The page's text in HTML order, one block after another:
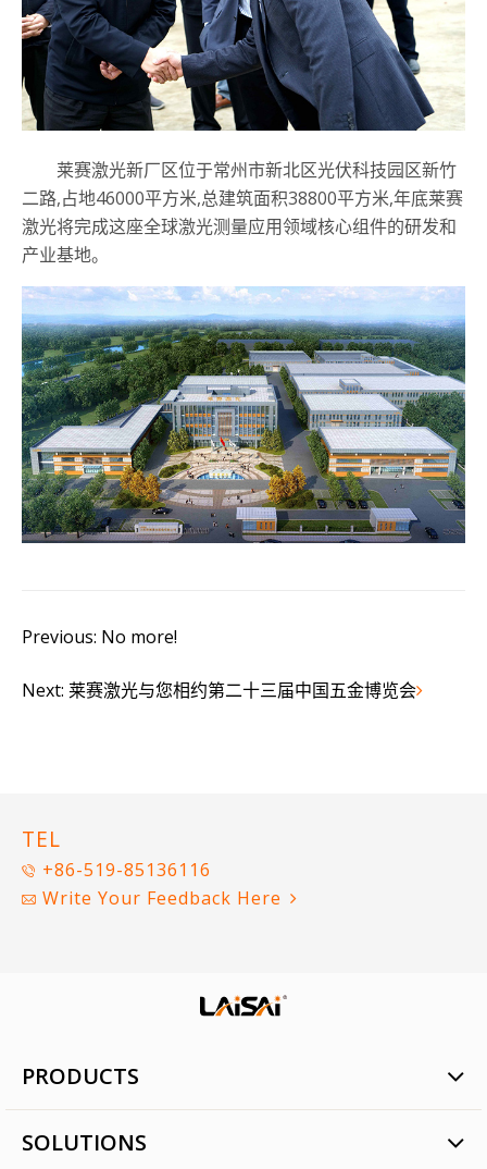
莱赛激光新厂区位于常州市新北区光伏科技园区新竹
二路,占地46000平方米,总建筑面积38800平方米,年底莱赛
激光将完成这座全球激光测量应用领域核心组件的研发和
产业基地。
Previous: No more!
Next: 莱赛激光与您相约第二十三届中国五金博览会
TEL
+86-519-85136116
Write Your Feedback Here
PRODUCTS
Laser Positioning
Intelligent Agriculture
SOLUTIONS